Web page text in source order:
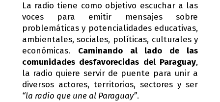
La radio tiene como objetivo escuchar a las
voces para emitir mensajes sobre
problemáticas y potencialidades educativas,
ambientales, sociales, políticas, culturales y
económicas. Caminando al lado de las
comunidades desfavorecidas del Paraguay,
la radio quiere servir de puente para unir a
diversos actores, territorios, sectores y ser
“la radio que une al Paraguay”.